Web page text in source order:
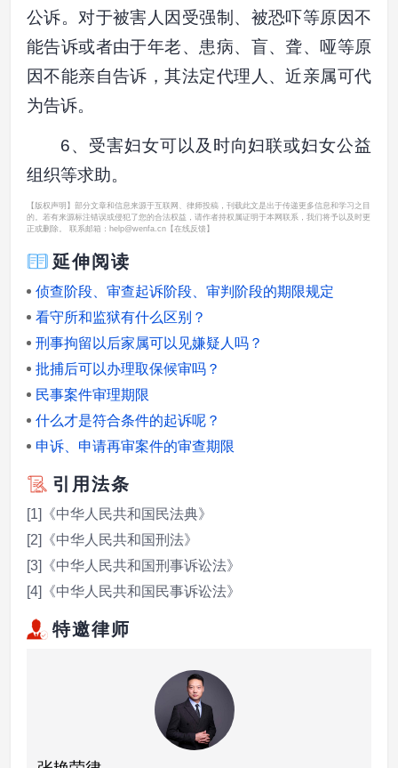
公诉。对于被害人因受强制、被恐吓等原因不
能告诉或者由于年老、患病、盲、聋、哑等原
因不能亲自告诉，其法定代理人、近亲属可代
为告诉。
6、受害妇女可以及时向妇联或妇女公益
组织等求助。
【版权声明】部分文章和信息来源于互联网、律师投稿，刊载此文是出于传递更多信息和学习之目
的。若有来源标注错误或侵犯了您的合法权益，请作者持权属证明于本网联系，我们将予以及时更
正或删除。 联系邮箱：help@wenfa.cn【在线反馈】
延伸阅读
侦查阶段、审查起诉阶段、审判阶段的期限规定
看守所和监狱有什么区别？
刑事拘留以后家属可以见嫌疑人吗？
批捕后可以办理取保候审吗？
民事案件审理期限
什么才是符合条件的起诉呢？
申诉、申请再审案件的审查期限
引用法条
[1]《中华人民共和国民法典》
[2]《中华人民共和国刑法》
[3]《中华人民共和国刑事诉讼法》
[4]《中华人民共和国民事诉讼法》
特邀律师